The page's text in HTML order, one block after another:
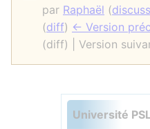
par Raphaël (
(diff) ← Version
(diff) | Version
Université